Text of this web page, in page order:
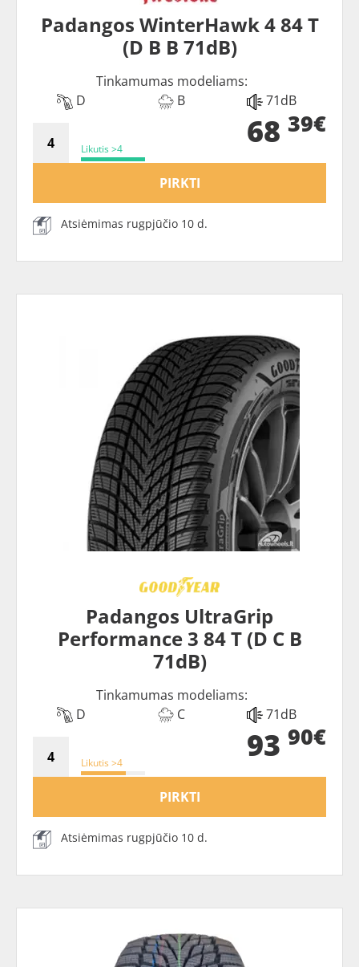
Padangos WinterHawk 4 84 T
(D B B 71dB)
Tinkamumas modeliams:
D
B 71dB
Likutis >4 68 39€
PIRKTI
Atsiėmimas rugpjūčio 10 d.
Padangos UltraGrip
Performance 3 84 T (D C B
71dB)
Tinkamumas modeliams:
D
C 71dB
Likutis >4 93 90€
PIRKTI
Atsiėmimas rugpjūčio 10 d.